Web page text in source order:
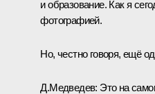
и образование. Как я
фотографией.
Но, честно говоря, ещё
Д.Медведев: Это на